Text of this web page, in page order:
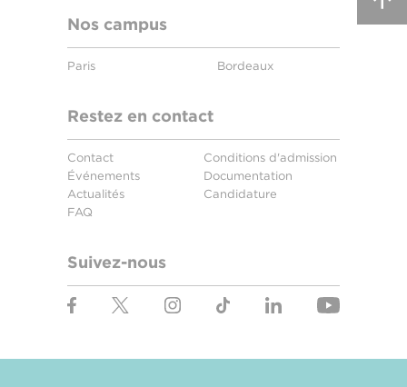
Nos campus
Paris Bordeaux
Restez en contact
Contact
Événements
Actualités
FAQ
Conditions d'admission
Documentation
Candidature
Suivez-nous